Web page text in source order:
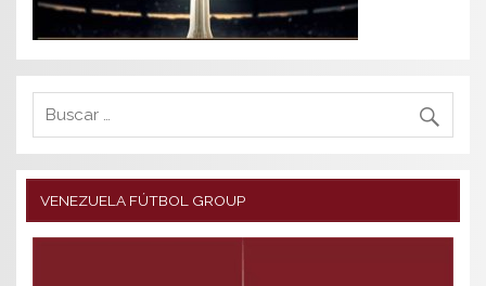
VENEZUELA FÚTBOL GROUP